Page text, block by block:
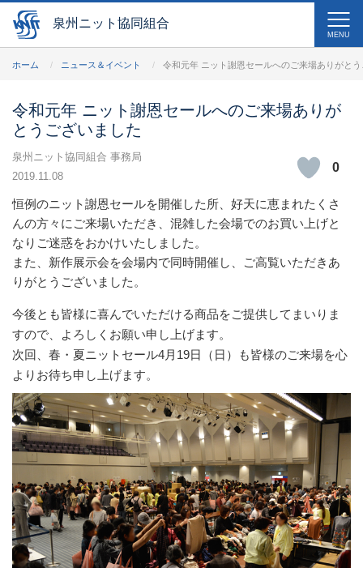
泉州ニット協同組合
MENU
ホーム ニュース＆イベント 令和元年 ニット謝恩セールへのご来場ありがと
令和元年 ニット謝恩セールへのご来場ありが
とうございました
泉州ニット協同組合 事務局
2019.11.08
0
恒例のニット謝恩セールを開催した所、好天に恵まれたくさ
んの方々にご来場いただき、混雑した会場でのお買い上げと
なりご迷惑をおかけいたしました。
また、新作展示会を会場内で同時開催し、ご高覧いただきあ
りがとうございました。
今後とも皆様に喜んでいただける商品をご提供してまいりま
すので、よろしくお願い申し上げます。
次回、春・夏ニットセール4月19日（日）も皆様のご来場を心
よりお待ち申し上げます。